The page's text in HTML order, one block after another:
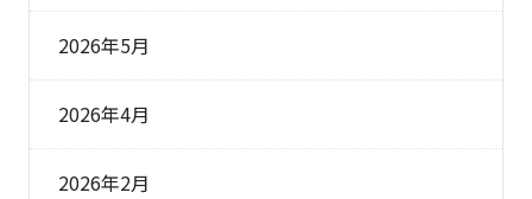
2026年5月
2026年4月
2026年2月